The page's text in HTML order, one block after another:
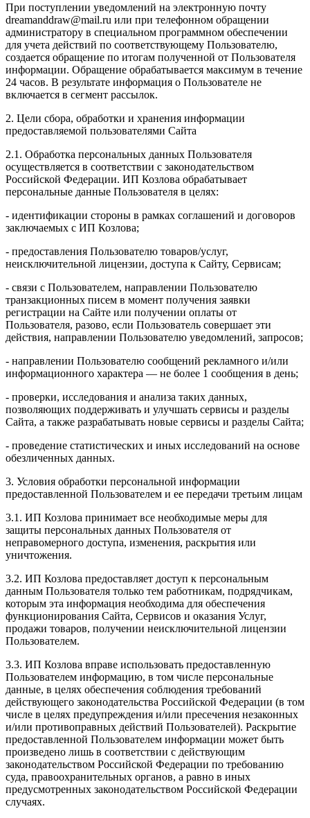
При поступлении уведомлений на электронную почту
dreamanddraw@mail.ru или при телефонном обращении
администратору в специальном программном обеспечении
для учета действий по соответствующему Пользователю,
создается обращение по итогам полученной от Пользователя
информации. Обращение обрабатывается максимум в течение
24 часов. В результате информация о Пользователе не
включается в сегмент рассылок.
2. Цели сбора, обработки и хранения информации
предоставляемой пользователями Сайта
2.1. Обработка персональных данных Пользователя
осуществляется в соответствии с законодательством
Российской Федерации. ИП Козловa обрабатывает
персональные данные Пользователя в целях:
- идентификации стороны в рамках соглашений и договоров
заключаемых с ИП Козлова;
- предоставления Пользователю товаров/услуг,
неисключительной лицензии, доступа к Сайту, Сервисам;
- связи с Пользователем, направлении Пользователю
транзакционных писем в момент получения заявки
регистрации на Сайте или получении оплаты от
Пользователя, разово, если Пользователь совершает эти
действия, направлении Пользователю уведомлений, запросов;
- направлении Пользователю сообщений рекламного и/или
информационного характера — не более 1 сообщения в день;
- проверки, исследования и анализа таких данных,
позволяющих поддерживать и улучшать сервисы и разделы
Сайта, а также разрабатывать новые сервисы и разделы Сайта;
- проведение статистических и иных исследований на основе
обезличенных данных.
3. Условия обработки персональной информации
предоставленной Пользователем и ее передачи третьим лицам
3.1. ИП Козлова принимает все необходимые меры для
защиты персональных данных Пользователя от
неправомерного доступа, изменения, раскрытия или
уничтожения.
3.2. ИП Козлова предоставляет доступ к персональным
данным Пользователя только тем работникам, подрядчикам,
которым эта информация необходима для обеспечения
функционирования Сайта, Сервисов и оказания Услуг,
продажи товаров, получении неисключительной лицензии
Пользователем.
3.3. ИП Козлова вправе использовать предоставленную
Пользователем информацию, в том числе персональные
данные, в целях обеспечения соблюдения требований
действующего законодательства Российской Федерации (в том
числе в целях предупреждения и/или пресечения незаконных
и/или противоправных действий Пользователей). Раскрытие
предоставленной Пользователем информации может быть
произведено лишь в соответствии с действующим
законодательством Российской Федерации по требованию
суда, правоохранительных органов, а равно в иных
предусмотренных законодательством Российской Федерации
случаях.